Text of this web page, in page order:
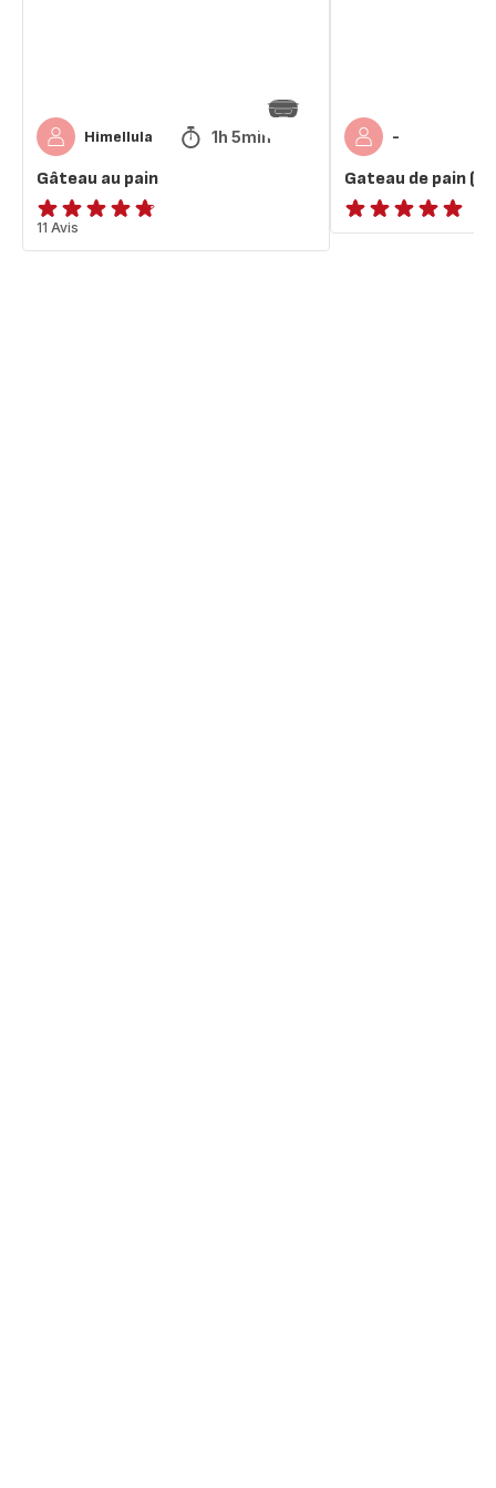
Himellula 1h 5min
Gâteau au pain
ratings.4.7
11 Avis
-
Gateau de pain
ratings.NaN